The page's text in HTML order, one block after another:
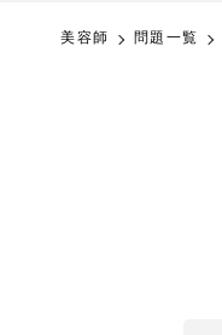
美容師 問題一覧